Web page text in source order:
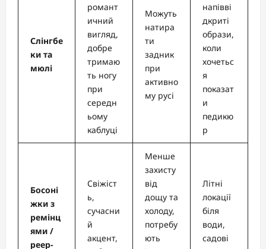
Слінгбе
ки та
мюлі
романт
ичний
вигляд,
добре
тримаю
ть ногу
при
середн
ьому
каблуці
Можуть
натира
ти
задник
при
активно
му русі
напівві
дкриті
образи,
коли
хочетьс
я
показат
и
педикю
р
Босоні
жки з
ремінц
ями /
peep-
Свіжіст
ь,
сучасни
й
акцент,
Менше
захисту
від
дощу та
холоду,
потребу
ють
Літні
локації
біля
води,
садові